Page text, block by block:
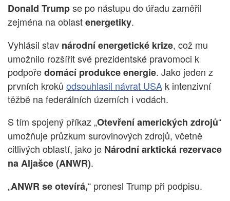
Donald Trumpse po nástupu do úřadu zaměřil
zejména na oblastenergetiky.
Vyhlásil stav národní energetické krize, což mu
umožnilo rozšířit své prezidentské pravomoci k
podpoředomácí produkce energie. Jako jeden z
prvních kroků odsouhlasil návrat USA k intenzivní
těžbě na federálních územích i vodách.
S tím spojený příkaz „Otevření amerických zdrojů“
umožňuje průzkum surovinových zdrojů, včetně
citlivých oblastí, jako je Národní arktická rezervace
na Aljašce (ANWR).
„ANWR se otevírá,“ pronesl Trump při podpisu.